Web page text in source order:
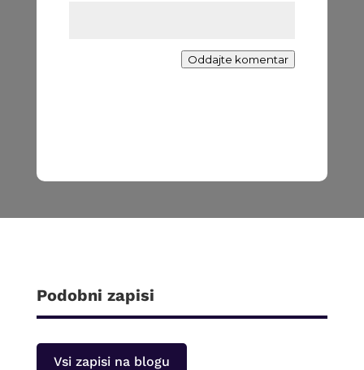
Oddajte komentar
Podobni zapisi
Vsi zapisi na blogu